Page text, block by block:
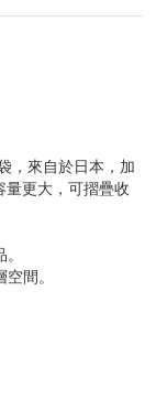
，來自於日本，加
量更大，可摺疊收
間。